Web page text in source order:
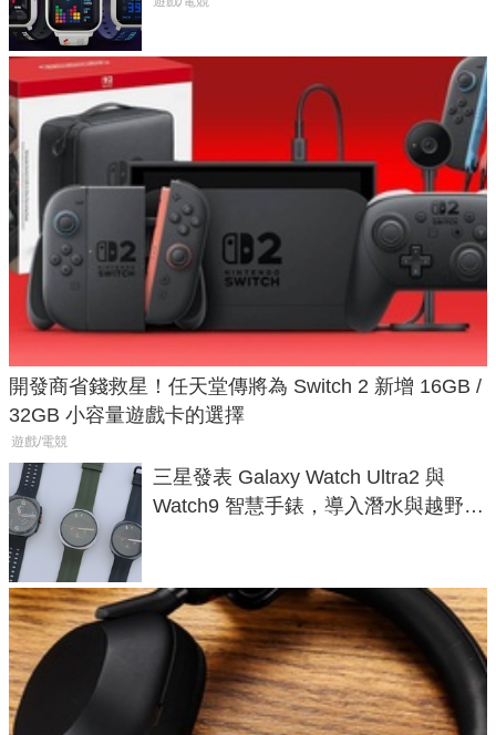
開發商省錢救星！任天堂傳將為 Switch 2 新增 16GB /
32GB 小容量遊戲卡的選擇
遊戲/電競
三星發表 Galaxy Watch Ultra2 與
Watch9 智慧手錶，導入潛水與越野跑